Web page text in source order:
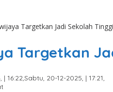
Targetkan Jadi Sekolah
Targetkan
16:22,Sabtu, 20-12-2025, | 17:21,